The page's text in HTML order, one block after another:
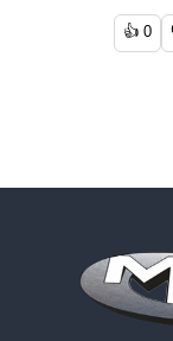
👍 0